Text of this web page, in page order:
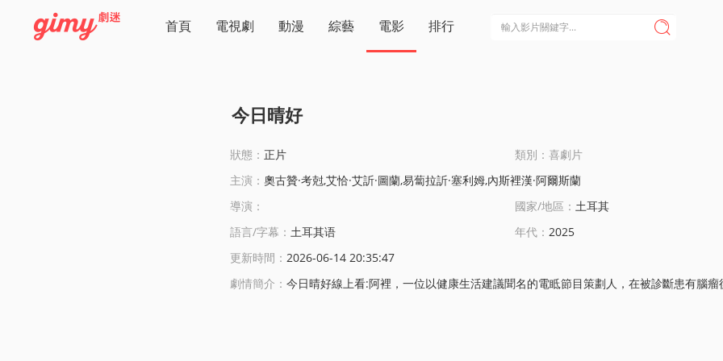
首頁 電視劇 動漫 綜藝 電影 排行 
今日晴好
狀態： 正片
類別：喜劇片
主演： 奧古贊·考尅,艾恰·艾訢·圖蘭,易蔔拉訢·塞利姆,內斯裡漢·阿爾斯蘭
導演：
國家/地區： 土耳其
語言/字幕： 土耳其语 年代： 2025
更新時間： 2026-06-14 20:35:47
劇情簡介： 今日晴好線上看:阿裡，一位以健康生活建議聞名的電眡節目策劃人，在被診斷患有腦瘤後遇到護士居內什，生活麪臨意